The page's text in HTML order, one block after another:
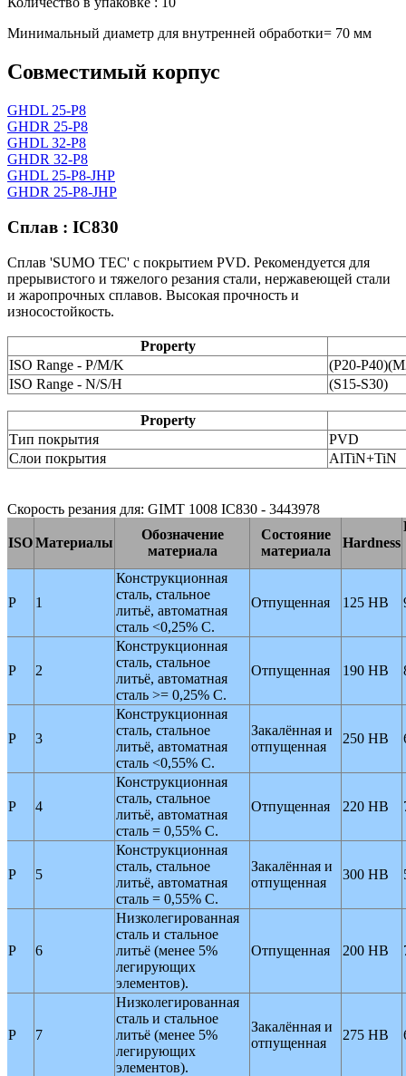
Минимальный диаметр для внутренней обработки= 70 мм
Совместимый корпус
GHDL 25-P8
GHDR 25-P8
GHDL 32-P8
GHDR 32-P8
GHDL 25-P8-JHP
GHDR 25-P8-JHP
Сплав : IC830
Сплав 'SUMO TEC' с покрытием PVD. Рекомендуется для
прерывистого и тяжелого резания стали, нержавеющей стали
и жаропрочных сплавов. Высокая прочность и
износостойкость.
Property
ISO Range - P/M/K
(P20-
ISO Range - N/S/H
(S15-S30)
Property
Тип покрытия
PVD
Слои покрытия
AlTiN+TiN
Скорость резания для: GIMT 1008 IC830 - 3443978
ISOМатериалы
Обозначение
материала
Состояние
материала
Hardness
P 1
Конструкционная
сталь, стальное
литьё, автоматная
сталь <0,25% C.
Отпущенная 125 HB
P 2
Конструкционная
сталь, стальное
литьё, автоматная
сталь >= 0,25% C.
Отпущенная 190 HB
P 3
Конструкционная
сталь, стальное
литьё, автоматная
сталь <0,55% C.
Закалённая и
отпущенная
250 HB
P 4
Конструкционная
сталь, стальное
литьё, автоматная
сталь = 0,55% C.
Отпущенная 220 HB
P 5
Конструкционная
сталь, стальное
литьё, автоматная
сталь = 0,55% C.
Закалённая и
отпущенная
300 HB
P 6
Низколегированная
сталь и стальное
литьё (менее 5%
легирующих
элементов).
Отпущенная 200 HB
P 7
Низколегированная
сталь и стальное
литьё (менее 5%
легирующих
элементов).
Закалённая и
отпущенная
275 HB